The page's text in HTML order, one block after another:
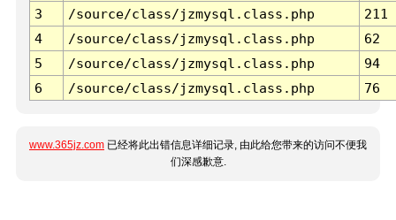
3 /source/class/jzmysql.class.php
211
4
/source/class/jzmysql.class.php
62
5
/source/class/jzmysql.class.php
94
6
/source/class/jzmysql.class.php 76
www.365jz.com 已经将此出错信息详细记录, 由此给您带来的访问不便我
们深感歉意.